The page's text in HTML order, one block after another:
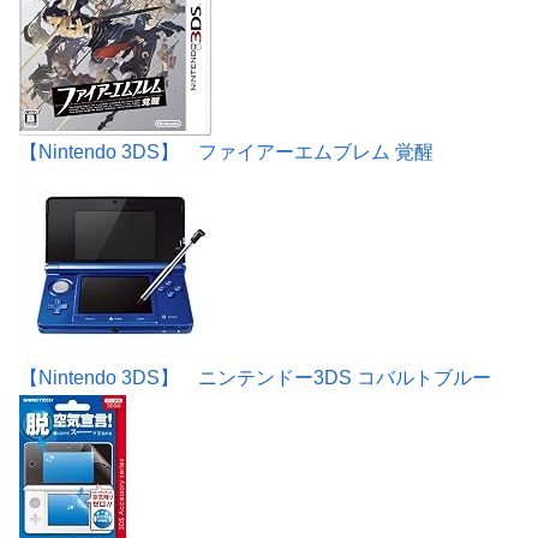
【Nintendo 3DS】 ファイアーエムブレム 覚醒
【Nintendo 3DS】 ニンテンドー3DS コバルトブルー